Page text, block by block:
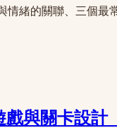
情緒的關聯、三個
與關卡設計